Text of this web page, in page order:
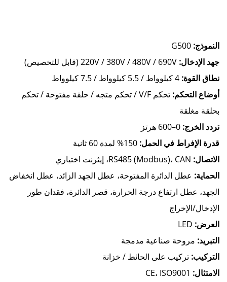
النموذج: G500
جهد الإدخال: 220V / 380V / 480V / 690V (قابل للتخصيص)
نطاق القوة: 4 كيلوواط / 5.5 كيلوواط / 7.5 كيلوواط
أوضاع التحكم:
تحكم V/F / تحكم متجه / حلقة مفتوحة / تحكم
بحلقة مغلقة
تردد الخرج: 0–600 هرتز
قدرة الإفراط في الحمل: 150% لمدة 60 ثانية
الاتصال: RS485 (Modbus)، CAN، إيثرنت اختياري
الحماية: عطل الدائرة المفتوحة، عطل الجهد الزائد، عطل انخفاض
الجهد، عطل ارتفاع درجة الحرارة، قصر الدائرة، فقدان طور
الإدخال/الإخراج
العرض: LED
التبريد: مروحة صناعية مدمجة
التركيب: تركيب على الحائط / خزانة
الامتثال: CE، ISO9001